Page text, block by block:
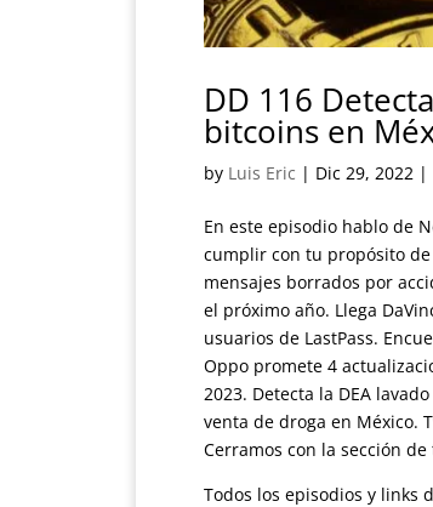
DD 116
bitcoins en
by Luis Eric | Dic 29, 2022 |
En este episodio hablo de
cumplir con tu propósito
mensajes borrados por
el próximo año. Llega
usuarios de LastPass.
Oppo promete 4
2023. Detecta la DEA
venta de droga en México.
Cerramos con la sección
Todos los episodios y links